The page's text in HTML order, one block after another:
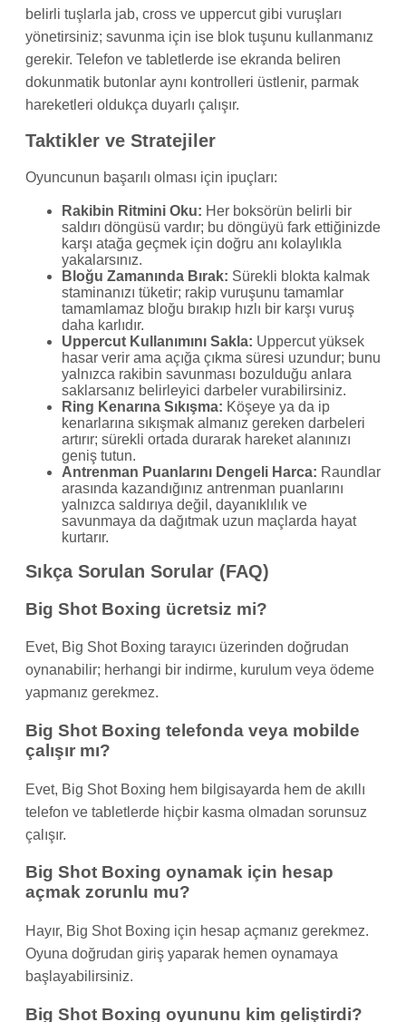
belirli tuşlarla jab, cross ve uppercut gibi vuruşları
yönetirsiniz; savunma için ise blok tuşunu kullanmanız
gerekir. Telefon ve tabletlerde ise ekranda beliren
dokunmatik butonlar aynı kontrolleri üstlenir, parmak
hareketleri oldukça duyarlı çalışır.
Taktikler ve Stratejiler
Oyuncunun başarılı olması için ipuçları:
Rakibin Ritmini Oku: Her boksörün belirli bir
saldırı döngüsü vardır; bu döngüyü fark ettiğinizde
karşı atağa geçmek için doğru anı kolaylıkla
yakalarsınız.
Bloğu Zamanında Bırak: Sürekli blokta kalmak
staminanızı tüketir; rakip vuruşunu tamamlar
tamamlamaz bloğu bırakıp hızlı bir karşı vuruş
daha karlıdır.
Uppercut Kullanımını Sakla: Uppercut yüksek
hasar verir ama açığa çıkma süresi uzundur; bunu
yalnızca rakibin savunması bozulduğu anlara
saklarsanız belirleyici darbeler vurabilirsiniz.
Ring Kenarına Sıkışma: Köşeye ya da ip
kenarlarına sıkışmak almanız gereken darbeleri
artırır; sürekli ortada durarak hareket alanınızı
geniş tutun.
Antrenman Puanlarını Dengeli Harca: Raundlar
arasında kazandığınız antrenman puanlarını
yalnızca saldırıya değil, dayanıklılık ve
savunmaya da dağıtmak uzun maçlarda hayat
kurtarır.
Sıkça Sorulan Sorular (FAQ)
Big Shot Boxing ücretsiz mi?
Evet, Big Shot Boxing tarayıcı üzerinden doğrudan
oynanabilir; herhangi bir indirme, kurulum veya ödeme
yapmanız gerekmez.
Big Shot Boxing telefonda veya mobilde
çalışır mı?
Evet, Big Shot Boxing hem bilgisayarda hem de akıllı
telefon ve tabletlerde hiçbir kasma olmadan sorunsuz
çalışır.
Big Shot Boxing oynamak için hesap
açmak zorunlu mu?
Hayır, Big Shot Boxing için hesap açmanız gerekmez.
Oyuna doğrudan giriş yaparak hemen oynamaya
başlayabilirsiniz.
Big Shot Boxing oyununu kim geliştirdi?